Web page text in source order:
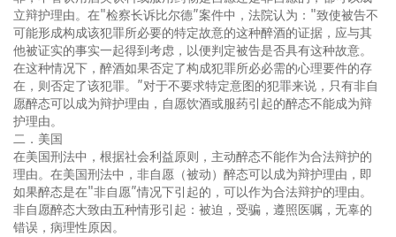
立辩护理由。在"检察长诉比尔德”案件中，法院认为："致使被告不
可能形成构成该犯罪所必要的特定故意的这种醉酒的证据，应与其
他被证实的事实一起得到考虑，以便判定被告是否具有这种故意。
在这种情况下，醉酒如果否定了构成犯罪所必必需的心理要件的存
在，则否定了该犯罪。”对于不要求特定意图的犯罪来说，只有非自
愿醉态可以成为辩护理由，自愿饮酒或服药引起的醉态不能成为辩
护理由。
二．美国
在美国刑法中，根据社会利益原则，主动醉态不能作为合法辩护的
理由。在美国刑法中，非自愿（被动）醉态可以成为辩护理由，即
如果醉态是在"非自愿”情况下引起的，可以作为合法辩护的理由。
非自愿醉态大致由五种情形引起：被迫，受骗，遵照医嘱，无辜的
错误，病理性原因。